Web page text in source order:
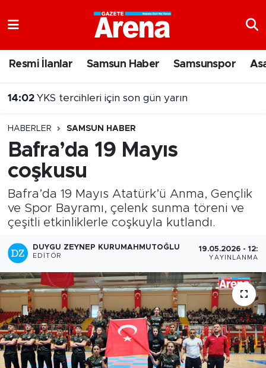
Resmi İlanlar Samsun Haber Samsunspor
13:54 Sahillerde yeni dönem! Bakanlık devreye giriyor
HABERLER SAMSUN HABER
Bafra’da 19 Mayıs
coşkusu
Bafra’da 19 Mayıs Atatürk’ü Anma, Gençlik
ve Spor Bayramı, çelenk sunma töreni ve
çeşitli etkinliklerle coşkuyla kutlandı.
DUYGU ZEYNEP KURUMAHMUTOĞLU
EDITÖR
19.05.2026 -
YAYINLANMA
Samsun Namaz Vakitleri
Süper Lig Puan Durumu ve Fikstür
Tüm Manşetler
Son Dakika Haberleri
Haber Arşivi